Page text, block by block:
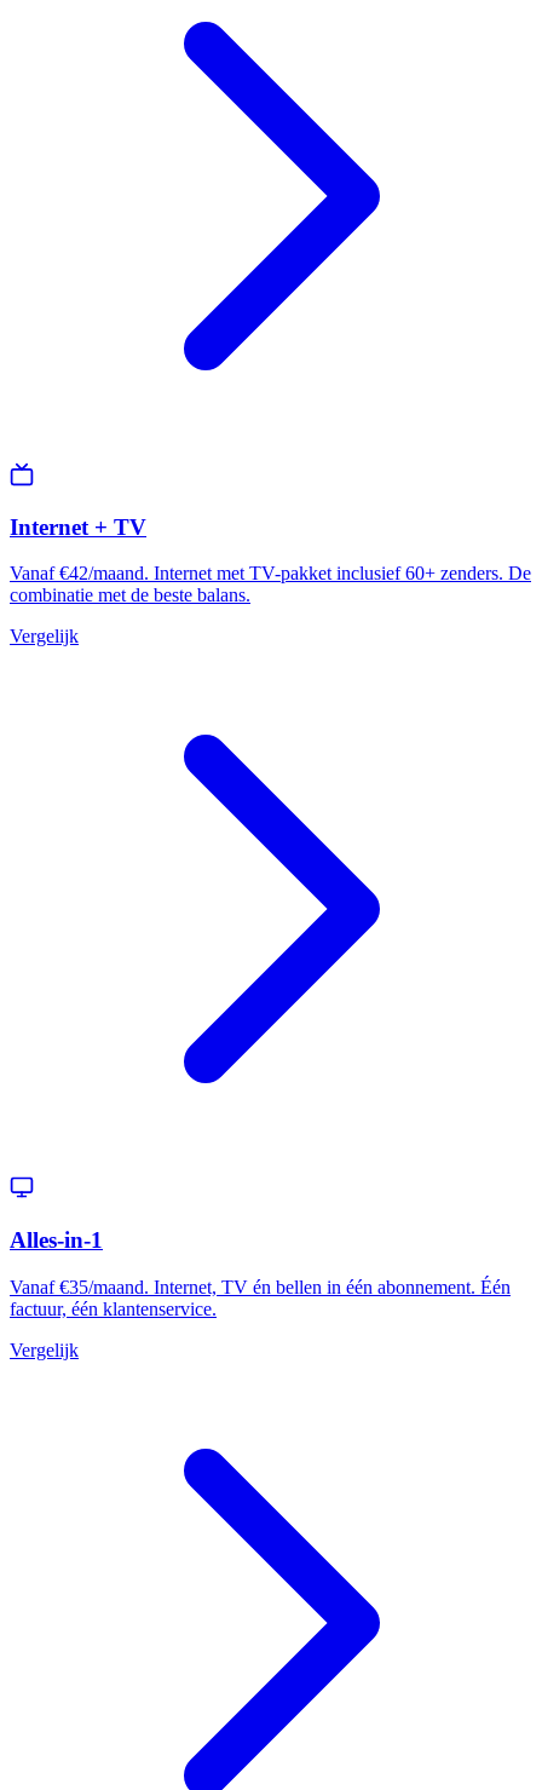
Internet + TV
Vanaf €42/maand. Internet met TV-pakket inclusief 60+ zenders. De
combinatie met de beste balans.
Vergelijk
Alles-in-1
Vanaf €35/maand. Internet, TV én bellen in één abonnement. Één
factuur, één klantenservice.
Vergelijk